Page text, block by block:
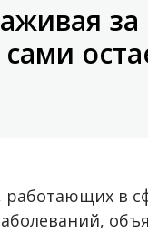
за
в